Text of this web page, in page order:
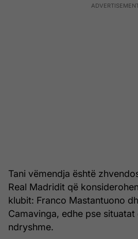
Tani vëmendja është
Real Madridit që
klubit: Franco Mastantuono
Camavinga, edhe pse
ndryshme.